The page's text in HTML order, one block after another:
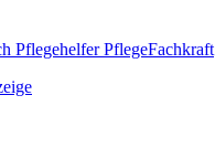
Pflegehelfer PflegeFachkraft